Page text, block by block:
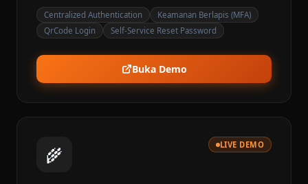
Centralized Authentication
Keamanan Berlapis (MFA)
QrCode Login
Self-Service Reset Password
Buka Demo
🌾 LIVE DEMO